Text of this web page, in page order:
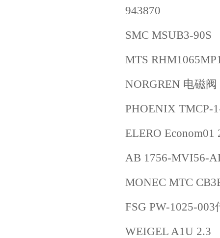
943870
SMC MSUB3-90S
MTS
NORGREN 电磁阀
PHOENIX TMCP-
ELERO Econom01
AB 1756-MVI56-
MONEC MTC
FSG PW-1025-003
WEIGEL A1U 2.3